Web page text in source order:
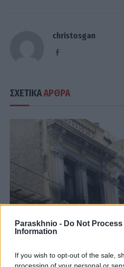
Paraskhnio - Do Not Process
Information
If you wish to opt-out of the sale,
processing of your personal or
christosgan
Facebook
ΣΧΕΤΙΚΑΑΡΘΡΑ
ΕΛΛΆΔΑ